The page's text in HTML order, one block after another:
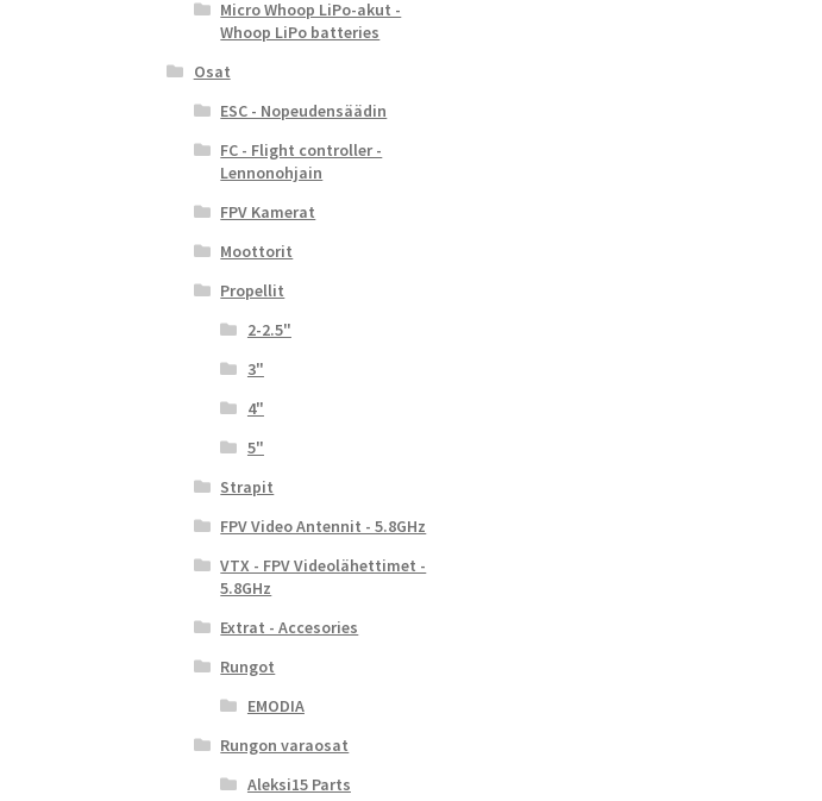
Micro Whoop LiPo-akut -
Whoop LiPo batteries
Osat
ESC - Nopeudensäädin
FC - Flight controller -
Lennonohjain
FPV Kamerat
Moottorit
Propellit
2-2.5"
3"
4"
5"
Strapit
FPV Video Antennit - 5.8GHz
VTX - FPV Videolähettimet -
5.8GHz
Extrat - Accesories
Rungot
EMODIA
Rungon varaosat
Aleksi15 Parts